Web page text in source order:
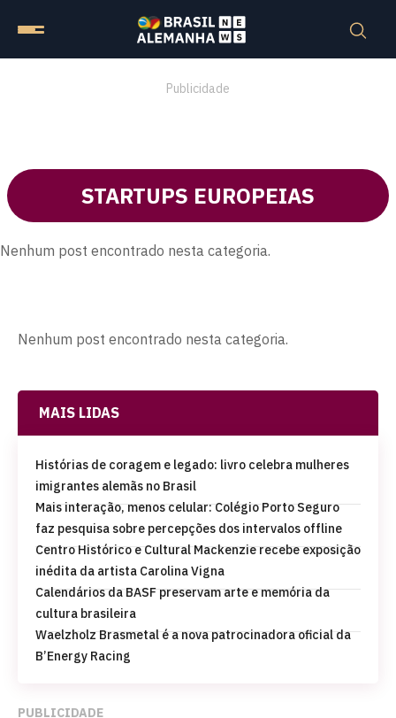
Publicidade
STARTUPS EUROPEIAS
Nenhum post encontrado nesta categoria.
Nenhum post encontrado nesta categoria.
MAIS LIDAS
Histórias de coragem e legado: livro celebra mulheres
imigrantes alemãs no Brasil
Mais interação, menos celular: Colégio Porto Seguro
faz pesquisa sobre percepções dos intervalos offline
Centro Histórico e Cultural Mackenzie recebe exposição
inédita da artista Carolina Vigna
Calendários da BASF preservam arte e memória da
cultura brasileira
Waelzholz Brasmetal é a nova patrocinadora oficial da
B’Energy Racing
PUBLICIDADE